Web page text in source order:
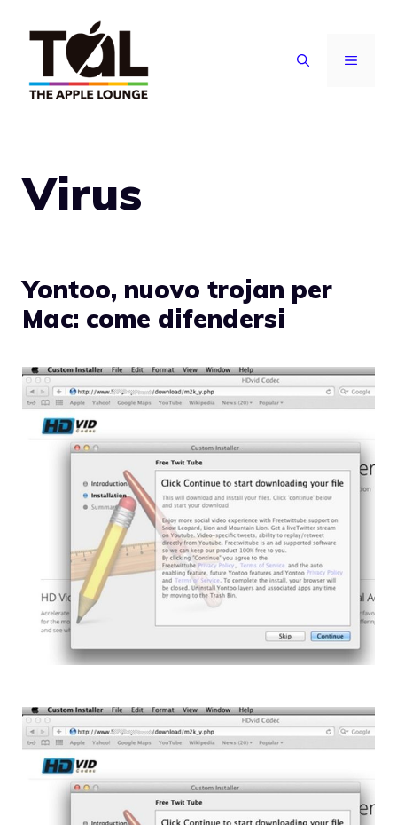
contenuto
MENU
Virus
Yontoo, nuovo trojan per
Mac: come difendersi